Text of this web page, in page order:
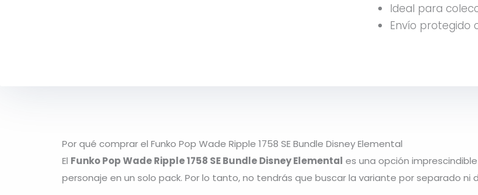
Ideal para
Envío protegido
Por qué comprar el Funko Pop Wade Ripple 1758 SE Bundle Disney Elemental
El Funko Pop Wade Ripple 1758 SE Bundle Disney Elemental es una opción
personaje en un solo pack. Por lo tanto, no tendrás que buscar la variante por separado ni